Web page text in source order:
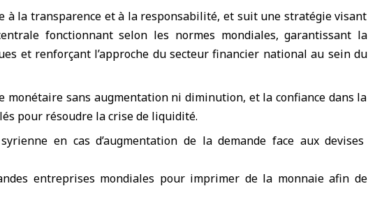
à la transparence et à la responsabilité, et suit une stratégie visant
fonctionnant selon les normes mondiales, garantissant la
et renforçant l’approche du secteur financier national au sein du
monétaire sans augmentation ni diminution, et la confiance dans la
pour résoudre la crise de liquidité.
en cas d’augmentation de la demande face aux devises
entreprises mondiales pour imprimer de la monnaie afin de